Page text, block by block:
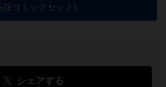
品コミックセット)
シェアする